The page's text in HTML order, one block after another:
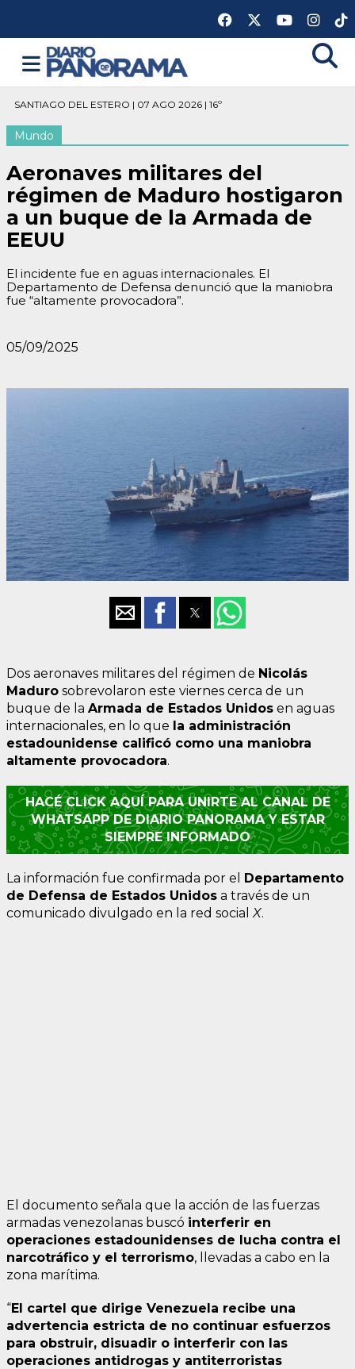
SANTIAGO DEL ESTERO | 07 AGO 2026 | 16º
Mundo
Aeronaves militares del
régimen de Maduro hostigaron
a un buque de la Armada de
EEUU
El incidente fue en aguas internacionales. El
Departamento de Defensa denunció que la maniobra
fue “altamente provocadora”.
05/09/2025
Dos aeronaves militares del régimen de Nicolás
Maduro sobrevolaron este viernes cerca de un
buque de la Armada de Estados Unidos en aguas
internacionales, en lo que la administración
estadounidense calificó como una maniobra
altamente provocadora.
HACÉ CLICK AQUÍ PARA UNIRTE AL CANAL DE
WHATSAPP DE DIARIO PANORAMA Y ESTAR
SIEMPRE INFORMADO
La información fue confirmada por el Departamento
de Defensa de Estados Unidos a través de un
comunicado divulgado en la red social X.
El documento señala que la acción de las fuerzas
armadas venezolanas buscó interferir en
operaciones estadounidenses de lucha contra el
narcotráfico y el terrorismo, llevadas a cabo en la
zona marítima.
“El cartel que dirige Venezuela recibe una
advertencia estricta de no continuar esfuerzos
para obstruir, disuadir o interferir con las
operaciones antidrogas y antiterroristas